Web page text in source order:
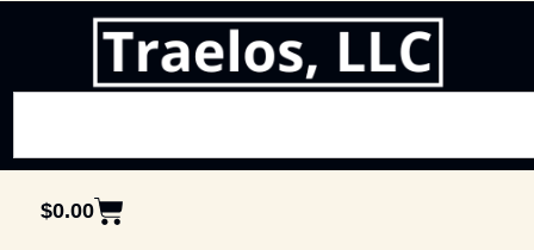
$0.00